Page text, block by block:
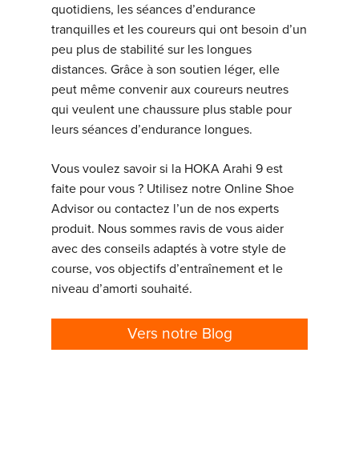
quotidiens, les séances d’endurance
tranquilles et les coureurs qui ont besoin d’un
peu plus de stabilité sur les longues
distances. Grâce à son soutien léger, elle
peut même convenir aux coureurs neutres
qui veulent une chaussure plus stable pour
leurs séances d’endurance longues.
Vous voulez savoir si la HOKA Arahi 9 est
faite pour vous ? Utilisez notre Online Shoe
Advisor ou contactez l’un de nos experts
produit. Nous sommes ravis de vous aider
avec des conseils adaptés à votre style de
course, vos objectifs d’entraînement et le
niveau d’amorti souhaité.
Vers notre Blog